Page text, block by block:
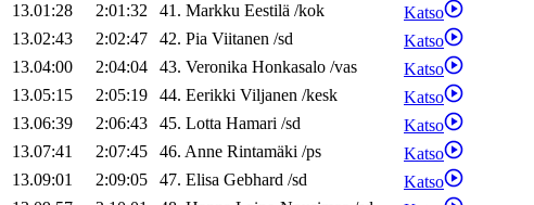
13.01:28
2:01:32 41. Markku Eestilä /kok
Katso
13.02:43
2:02:47 42. Pia Viitanen /sd
Katso
13.04:00
2:04:04 43. Veronika Honkasalo /vas
Katso
13.05:15
2:05:19 44. Eerikki Viljanen /kesk
Katso
13.06:39
2:06:43 45. Lotta Hamari /sd
Katso
13.07:41
2:07:45 46. Anne Rintamäki /ps
Katso
13.09:01
2:09:05 47. Elisa Gebhard /sd
Katso